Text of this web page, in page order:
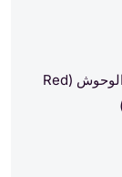
رجل المضرب الأحمر ضد مدرسة الوحوش (Red